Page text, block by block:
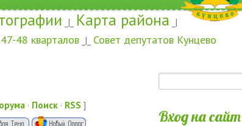
_|_ Карта района _|
48 кварталов _|_ Совет депутатов Кунцево
· Поиск · RSS ]
Вход на сайт